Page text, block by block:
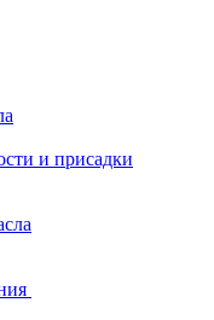
и присадки